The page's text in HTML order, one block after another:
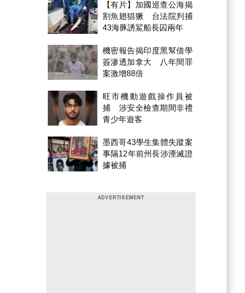
【有片】加國巡查公海揭
割魚翅猖獗 台法院判捕
43海豚誘鯊船長囚兩年
機密報告揭印度黑幫借學
簽滲透加拿大 八年間罪
案激增88倍
旺市機動遊戲操作員被
捕 涉安全檢查期間非禮
青少年遊客
墨西哥43學生集體失蹤案
事隔12年前州長涉湮滅證
據被捕